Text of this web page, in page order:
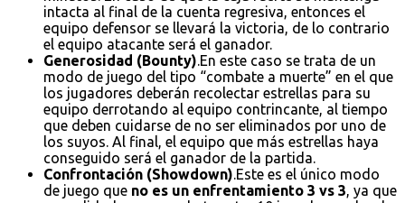
intacta al final de la cuenta regresiva, entonces el
equipo defensor se llevará la victoria, de lo contrario
el equipo atacante será el ganador.
Generosidad (Bounty).En este caso se trata de un
modo de juego del tipo “combate a muerte” en el que
los jugadores deberán recolectar estrellas para su
equipo derrotando al equipo contrincante, al tiempo
que deben cuidarse de no ser eliminados por uno de
los suyos. Al final, el equipo que más estrellas haya
conseguido será el ganador de la partida.
Confrontación (Showdown).Este es el único modo
de juego que no es un enfrentamiento 3 vs 3, ya que